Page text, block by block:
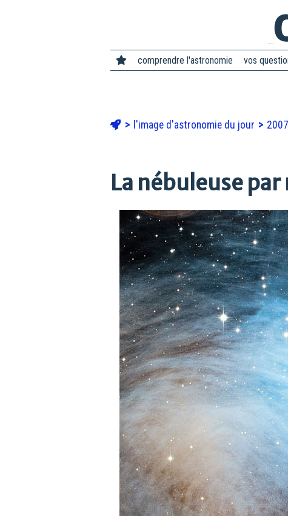
comprendre l'astronomie vos
l'image d'astronomie du jour 2007
La nébuleuse